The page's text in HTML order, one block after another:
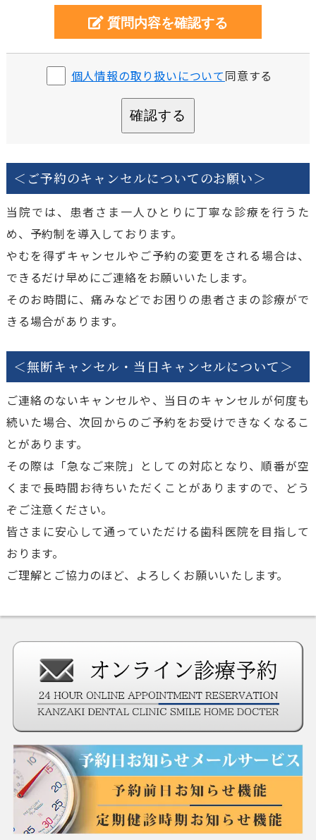
個人情報の取り扱いについて同意する
確認する
＜ご予約のキャンセルについてのお願い＞
当院では、患者さま一人ひとりに丁寧な診療を行うた
め、予約制を導入しております。
やむを得ずキャンセルやご予約の変更をされる場合は、
できるだけ早めにご連絡をお願いいたします。
そのお時間に、痛みなどでお困りの患者さまの診療がで
きる場合があります。
＜無断キャンセル・当日キャンセルについて＞
ご連絡のないキャンセルや、当日のキャンセルが何度も
続いた場合、次回からのご予約をお受けできなくなるこ
とがあります。
その際は「急なご来院」としての対応となり、順番が空
くまで長時間お待ちいただくことがありますので、どう
ぞご注意ください。
皆さまに安心して通っていただける歯科医院を目指して
おります。
ご理解とご協力のほど、よろしくお願いいたします。